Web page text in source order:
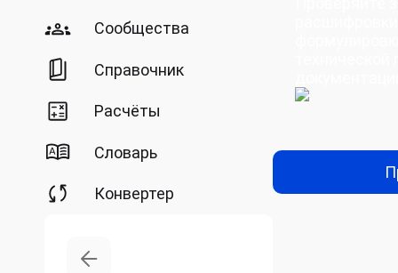
Сообщества
Справочник
Расчёты
Словарь
Конвертер